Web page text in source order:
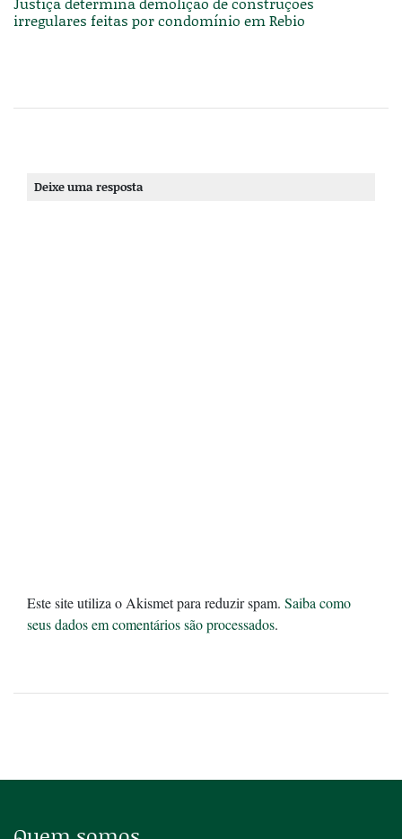
irregulares feitas por condomínio em Rebio
Deixe uma resposta
Este site utiliza o Akismet para reduzir spam. Saiba como
seus dados em comentários são processados.